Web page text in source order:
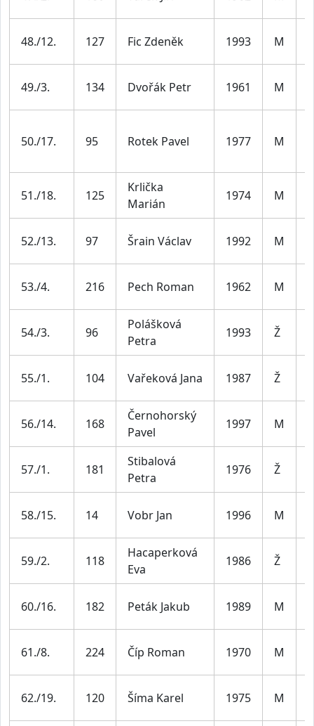
48./12. 127 Fic Zdeněk 1993 M
49./3. 134 Dvořák Petr 1961 M
50./17. 95 Rotek Pavel 1977 M
51./18. 125
Krlička
Marián
1974 M
52./13. 97 Šrain Václav 1992 M
53./4. 216 Pech Roman 1962 M
54./3. 96
Polášková
Petra
1993 Ž
55./1. 104 Vařeková Jana 1987 Ž
56./14. 168
Černohorský
Pavel
1997 M
57./1. 181
Stibalová
Petra
1976 Ž
58./15. 14 Vobr Jan 1996 M
59./2. 118
Hacaperková
Eva
1986 Ž
60./16. 182 Peták Jakub 1989 M
61./8. 224 Číp Roman 1970 M
62./19. 120 Šíma Karel 1975 M